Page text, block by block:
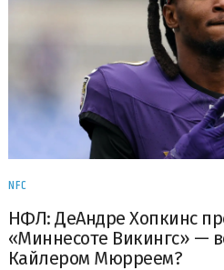
NFC
НФЛ: ДеАндре Хопкинс
«Миннесоте Викингс» —
Кайлером Мюрреем?